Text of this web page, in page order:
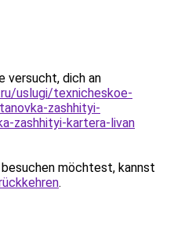
versucht, dich an
uslugi/texnicheskoe-
zashhityi-
zashhityi-kartera-livan
möchtest, kannst
.